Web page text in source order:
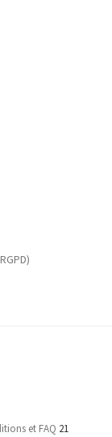
et FAQ 21